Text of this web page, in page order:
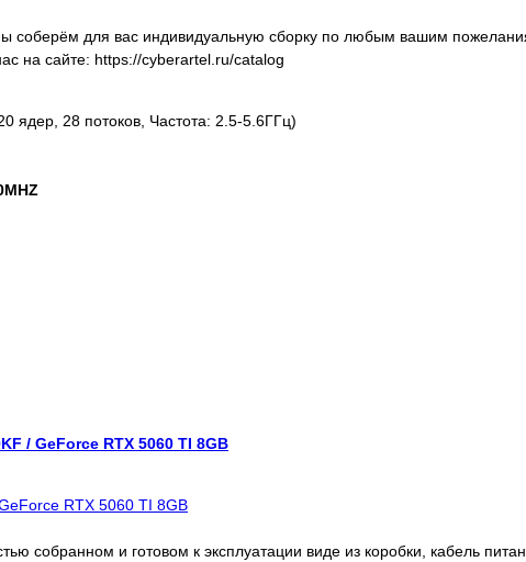
соберём для вас индивидуальную сборку по любым вашим
на сайте: https://cyberartel.ru/catalog
ядер, 28 потоков, Частота: 2.5-5.6ГГц)
/ GeForce RTX 5060 TI 8GB
RTX 5060 TI 8GB
собранном и готовом к эксплуатации виде из коробки, кабель